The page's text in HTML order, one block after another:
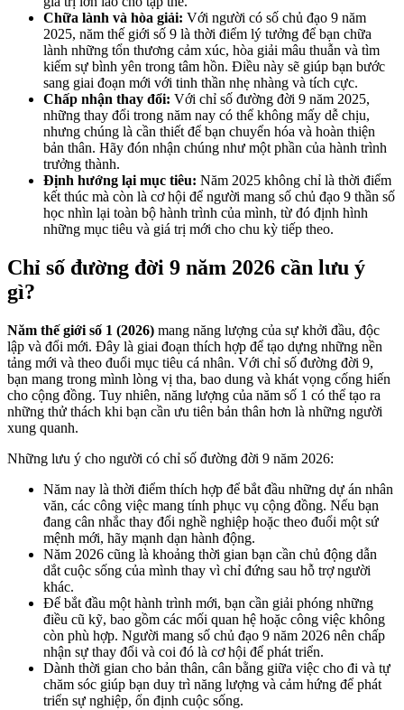
Chữa lành và hòa giải: Với người có số chủ đạo 9 năm
2025, năm thế giới số 9 là thời điểm lý tưởng để bạn chữa
lành những tổn thương cảm xúc, hòa giải mâu thuẫn và tìm
kiếm sự bình yên trong tâm hồn. Điều này sẽ giúp bạn bước
sang giai đoạn mới với tinh thần nhẹ nhàng và tích cực.
Chấp nhận thay đổi: Với chỉ số đường đời 9 năm 2025,
những thay đổi trong năm nay có thể không mấy dễ chịu,
nhưng chúng là cần thiết để bạn chuyển hóa và hoàn thiện
bản thân. Hãy đón nhận chúng như một phần của hành trình
trưởng thành.
Định hướng lại mục tiêu: Năm 2025 không chỉ là thời điểm
kết thúc mà còn là cơ hội để người mang số chủ đạo 9 thần số
học nhìn lại toàn bộ hành trình của mình, từ đó định hình
những mục tiêu và giá trị mới cho chu kỳ tiếp theo.
Chỉ số đường đời 9 năm 2026 cần lưu ý
gì?
Năm thế giới số 1 (2026) mang năng lượng của sự khởi đầu, độc
lập và đổi mới. Đây là giai đoạn thích hợp để tạo dựng những nền
tảng mới và theo đuổi mục tiêu cá nhân. Với chỉ số đường đời 9,
bạn mang trong mình lòng vị tha, bao dung và khát vọng cống hiến
cho cộng đồng. Tuy nhiên, năng lượng của năm số 1 có thể tạo ra
những thử thách khi bạn cần ưu tiên bản thân hơn là những người
xung quanh.
Những lưu ý cho người có chỉ số đường đời 9 năm 2026:
Năm nay là thời điểm thích hợp để bắt đầu những dự án nhân
văn, các công việc mang tính phục vụ cộng đồng. Nếu bạn
đang cân nhắc thay đổi nghề nghiệp hoặc theo đuổi một sứ
mệnh mới, hãy mạnh dạn hành động.
Năm 2026 cũng là khoảng thời gian bạn cần chủ động dẫn
dắt cuộc sống của mình thay vì chỉ đứng sau hỗ trợ người
khác.
Để bắt đầu một hành trình mới, bạn cần giải phóng những
điều cũ kỹ, bao gồm các mối quan hệ hoặc công việc không
còn phù hợp. Người mang số chủ đạo 9 năm 2026 nên chấp
nhận sự thay đổi và coi đó là cơ hội để phát triển.
Dành thời gian cho bản thân, cân bằng giữa việc cho đi và tự
chăm sóc giúp bạn duy trì năng lượng và cảm hứng để phát
triển sự nghiệp, ổn định cuộc sống.